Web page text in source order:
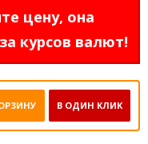
цену, она
курсов валют!
В ОДИН КЛИК